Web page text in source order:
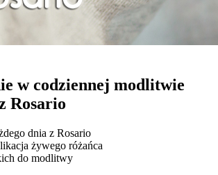
w codziennej modlitwie
Rosario
dnia z Rosario
żywego różańca
do modlitwy